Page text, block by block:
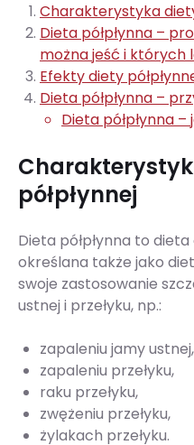
Charakterystyka
Dieta półpłynna –
można jeść i których
Efekty diety
Dieta półpłynna –
Dieta półpłynna –
półpłynnej
Dieta półpłynna to
określana także jako
swoje zastosowanie
ustnej i przełyku, np.:
zapaleniu jamy ustnej,
zapaleniu przełyku,
raku przełyku,
zwężeniu przełyku,
żylakach przełyku.